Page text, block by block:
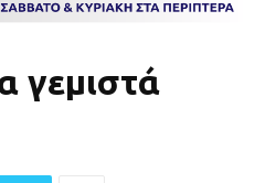
γεμιστά